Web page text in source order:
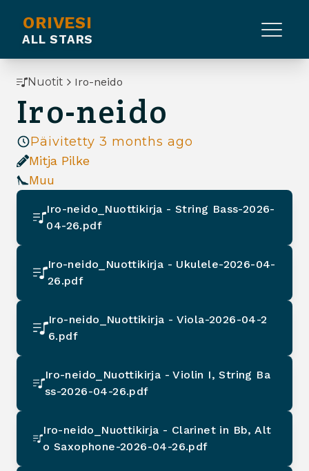
ORIVESI
ALL STARS
Nuotit Iro-neido
Iro-neido
Päivitetty 3 months ago
Mitja Pilke
Muu
Iro-neido_Nuottikirja - String Bass-2026-
04-26.pdf
Iro-neido_Nuottikirja - Ukulele-2026-04-
26.pdf
Iro-neido_Nuottikirja - Viola-2026-04-2
6.pdf
Iro-neido_Nuottikirja - Violin I, String Ba
ss-2026-04-26.pdf
Iro-neido_Nuottikirja - Clarinet in Bb, Alt
o Saxophone-2026-04-26.pdf